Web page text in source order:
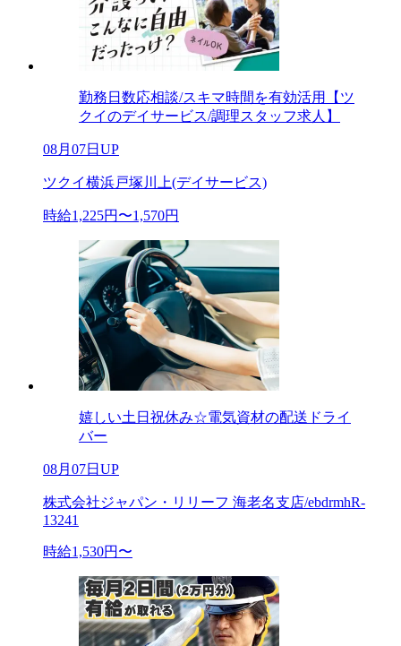
勤務日数応相談/スキマ時間を有効活用【ツ
クイのデイサービス/調理スタッフ求人】
08月07日UP
ツクイ横浜戸塚川上(デイサービス)
時給1,225円〜1,570円
嬉しい土日祝休み☆電気資材の配送ドライ
バー
08月07日UP
株式会社ジャパン・リリーフ 海老名支店/ebdrmhR-
13241
時給1,530円〜